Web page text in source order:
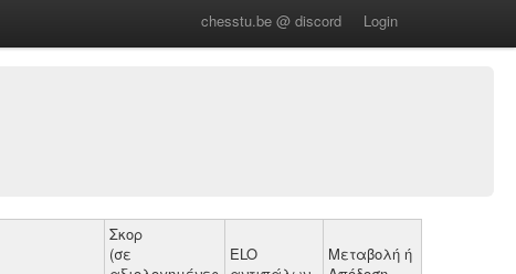
chesstu.be @ discord Login
Σκορ
(σε
ELO
Μεταβολή ή